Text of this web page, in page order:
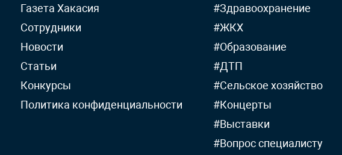
Газета Хакасия
Сотрудники
Новости
Статьи
Конкурсы
Политика конфиденциальности
#Здравоохранение
#ЖКХ
#Образование
#ДТП
#Сельское хозяйство
#Концерты
#Выставки
#Вопрос специалисту